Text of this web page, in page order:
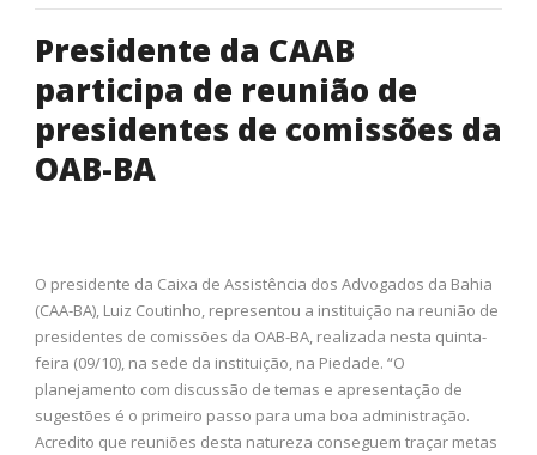
Presidente da CAAB
participa de reunião de
presidentes de comissões da
OAB-BA
O presidente da Caixa de Assistência dos Advogados da Bahia
(CAA-BA), Luiz Coutinho, representou a instituição na reunião de
presidentes de comissões da OAB-BA, realizada nesta quinta-
feira (09/10), na sede da instituição, na Piedade. “O
planejamento com discussão de temas e apresentação de
sugestões é o primeiro passo para uma boa administração.
Acredito que reuniões desta natureza conseguem traçar metas